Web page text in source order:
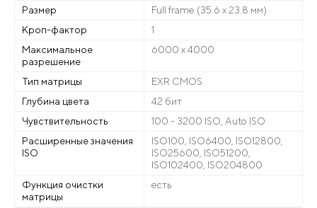
Размер
Full frame (35.6 x 23.8 мм)
Кроп-фактор
1
Максимальное
разрешение
6000 x 4000
Тип матрицы
EXR CMOS
Глубина цвета
42 бит
Чувствительность
100 - 3200 ISO, Auto ISO
Расширенные значения
ISO
ISO100, ISO6400, ISO12800,
ISO25600, ISO51200,
ISO102400, ISO204800
Функция очистки
матрицы
есть